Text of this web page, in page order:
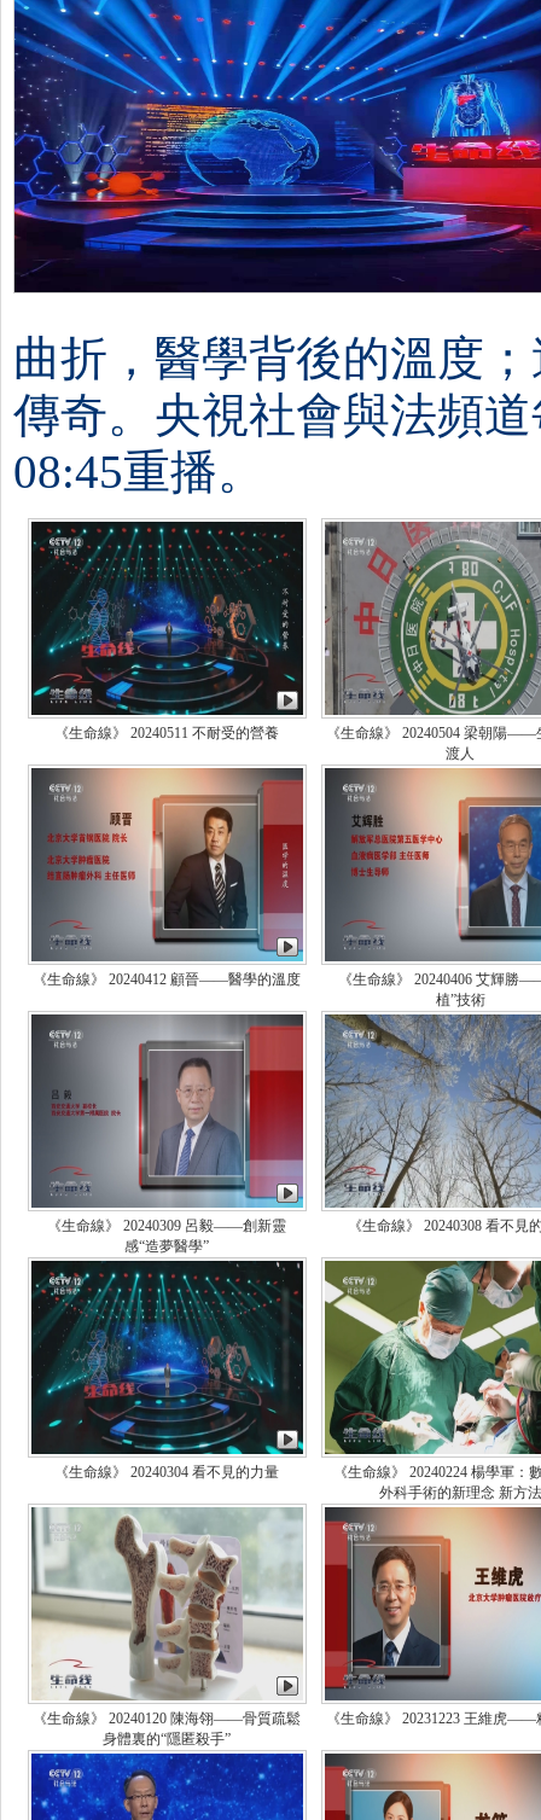
曲折，醫學背後的溫度
傳奇。央視社會與法頻
08:45重播。
《生命線》 20240511 不耐受的營養
《生命線》 20240504 梁朝陽——
渡人
《生命線》 20240412 顧晉——醫學的溫度
《生命線》 20240406 艾輝勝
植”技術
《生命線》 20240309 呂毅——創新靈
感“造夢醫學”
《生命線》 20240308 看不見
《生命線》 20240304 看不見的力量
《生命線》 20240224 楊學軍：
外科手術的新理念 新方法
《生命線》 20240120 陳海翎——骨質疏鬆
身體裏的“隱匿殺手”
《生命線》 20231223 王維虎——